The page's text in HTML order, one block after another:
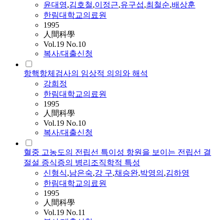
윤대영,김호철,이정근,유구섭,최철순,배상훈
한림대학교의료원
1995
人間科學
Vol.19 No.10
복사/대출신청
항핵항체검사의 임상적 의의와 해석
강희정
한림대학교의료원
1995
人間科學
Vol.19 No.10
복사/대출신청
혈중 고농도의 전립선 특이성 항원을 보이는 전립선 결
절설 증식증의 병리조직학적 특성
신형식,남은숙,강 구,채승완,박영의 ,김하영
한림대학교의료원
1995
人間科學
Vol.19 No.11